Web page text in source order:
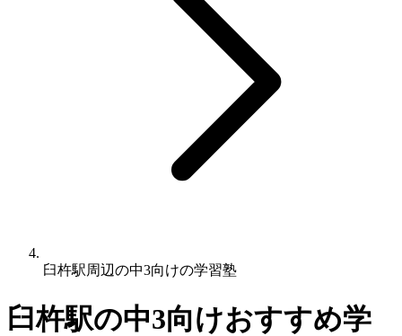
臼杵駅周辺の中3向けの学習塾
臼杵駅の中3向けおすすめ学